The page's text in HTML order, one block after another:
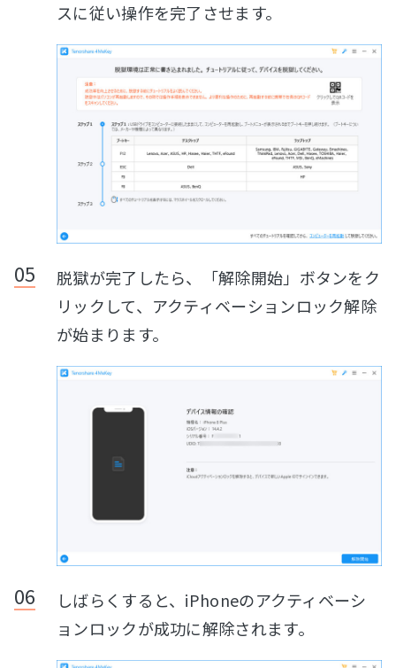
スに従い操作を完了させます。
脱獄が完了したら、「解除開始」ボタンをク
リックして、アクティベーションロック解除
が始まります。
しばらくすると、iPhoneのアクティベーシ
ョンロックが成功に解除されます。